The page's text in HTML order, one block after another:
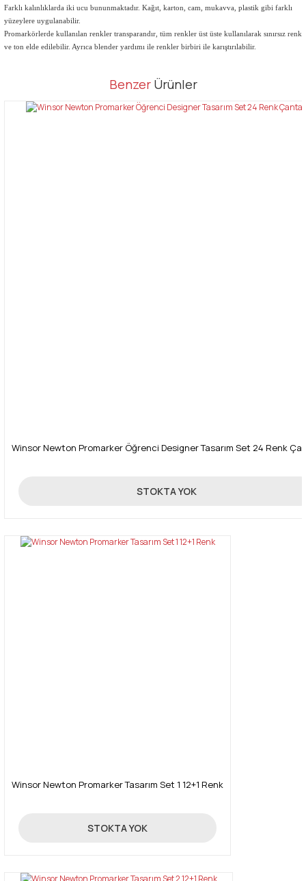
Farklı kalınlıklarda iki ucu bununmaktadır. Kağıt, karton, cam, mukavva, plastik gibi farklı
yüzeylere uygulanabilir.
Promarkörlerde kullanılan renkler transparandır, tüm renkler üst üste kullanılarak sınırsız renk
ve ton elde edilebilir. Ayrıca blender yardımı ile renkler birbiri ile karıştırılabilir.
Bu ürüne ilk yorumu siz yapın!
Bu ürünün fiyat bilgisi, resim, ürün açıklamalarında ve diğer
tarafımıza iletebilirsiniz.
Benzer Ürünler
Winsor Newton Promarker Öğrenci Designer Tasarım Set 24 Renk
750,00 TL
STOKTA YOK
Winsor Newton Promarker Tasarım Set 1 12+1 Renk
390,00 TL
STOKTA YOK